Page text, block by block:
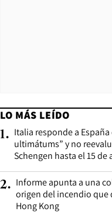
LO MÁS LEÍDO
1. Italia responde a
ultimátums” y no
Schengen hasta el 15 de
2. Informe apunta a una
origen del incendio que
Hong Kong